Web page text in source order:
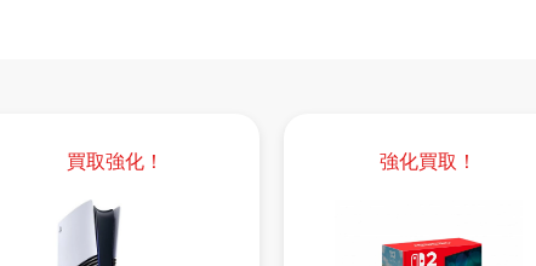
買取強化！ 強化買取！